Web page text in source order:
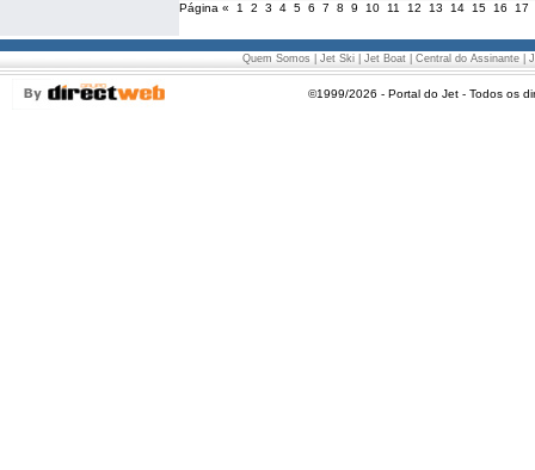
Página « 1 2 3 4 5 6 7 8 9 10 11 12 13 14 15 16 17
Quem Somos Jet Ski Jet Boat Central do Assinante
©1999/2026 - Portal do Jet - Todos os